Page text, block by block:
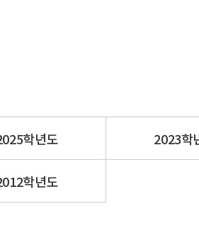
학년도 2023학
학년도